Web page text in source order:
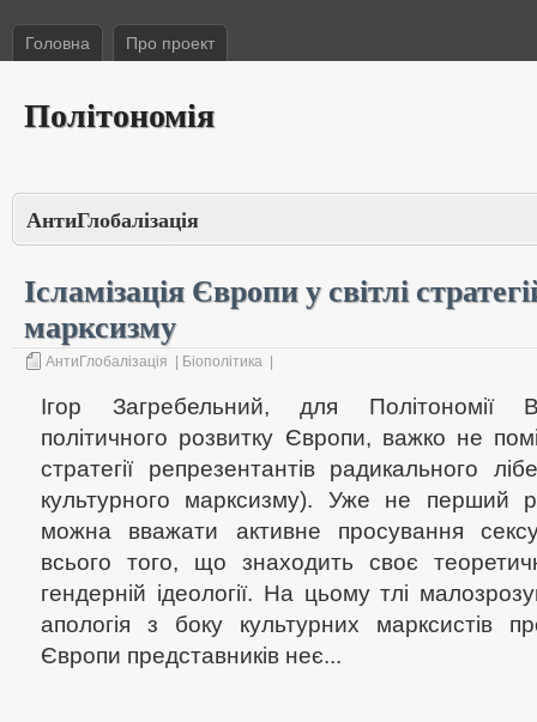
Головна Про проект
Політономія
АнтиГлобалізація
Ісламізація Європи у світлі
марксизму
АнтиГлобалізація Біополітика
Ігор Загребельний, для Політономії
політичного розвитку Європи, важко не
стратегії репрезентантів радикального
культурного марксизму). Уже не перший
можна вважати активне просування
всього того, що знаходить своє
гендерній ідеології. На цьому тлі
апологія з боку культурних марксистів
Європи представників неє...